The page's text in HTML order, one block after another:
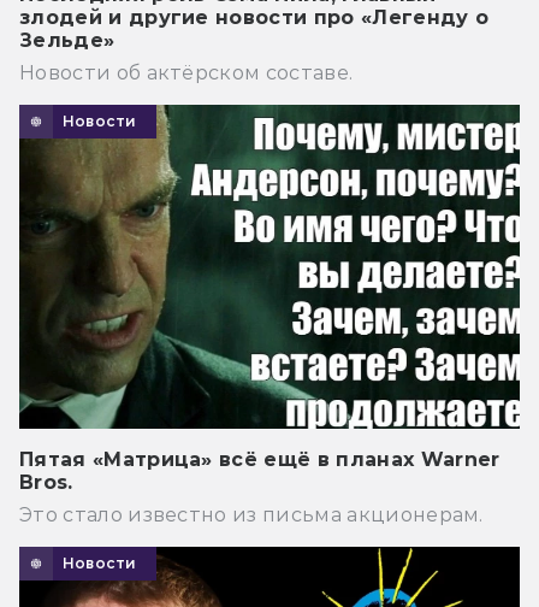
злодей и другие новости про «Легенду о
Зельде»
Новости об актёрском составе.
Новости
Пятая «Матрица» всё ещё в планах Warner
Bros.
Это стало известно из письма акционерам.
Новости